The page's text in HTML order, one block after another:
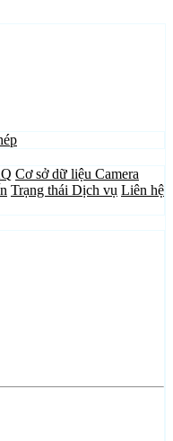
Cơ sở dữ liệu Camera
Trạng thái Dịch vụ Liên hệ